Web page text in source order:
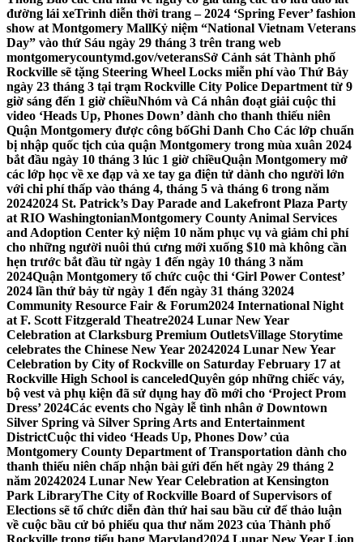
đường lái xeTrình diễn thời trang – 2024 ‘Spring Fever’ fashion
show at Montgomery MallKỷ niệm “National Vietnam Veterans
Day” vào thứ Sáu ngày 29 tháng 3 trên trang web
montgomerycountymd.gov/veteransSở Cảnh sát Thành phố
Rockville sẽ tặng Steering Wheel Locks miễn phí vào Thứ Bảy
ngày 23 tháng 3 tại trạm Rockville City Police Department từ 9
giờ sáng đến 1 giờ chiềuNhóm và Cá nhân đoạt giải cuộc thi
video ‘Heads Up, Phones Down’ dành cho thanh thiếu niên
Quận Montgomery được công bốGhi Danh Cho Các lớp chuẩn
bị nhập quốc tịch của quận Montgomery trong mùa xuân 2024
bắt đầu ngày 10 tháng 3 lúc 1 giờ chiềuQuận Montgomery mở
các lớp học về xe đạp và xe tay ga điện tử dành cho người lớn
với chi phí thấp vào tháng 4, tháng 5 và tháng 6 trong năm
20242024 St. Patrick’s Day Parade and Lakefront Plaza Party
at RIO WashingtonianMontgomery County Animal Services
and Adoption Center kỷ niệm 10 năm phục vụ và giảm chi phí
cho những người nuôi thú cưng mới xuống $10 mà không cần
hẹn trước bắt đầu từ ngày 1 đến ngày 10 tháng 3 năm
2024Quận Montgomery tổ chức cuộc thi ‘Girl Power Contest’
2024 lần thứ bảy từ ngày 1 đến ngày 31 tháng 32024
Community Resource Fair & Forum2024 International Night
at F. Scott Fitzgerald Theatre2024 Lunar New Year
Celebration at Clarksburg Premium OutletsVillage Storytime
celebrates the Chinese New Year 20242024 Lunar New Year
Celebration by City of Rockville on Saturday February 17 at
Rockville High School is canceledQuyên góp những chiếc váy,
bộ vest và phụ kiện đã sử dụng hay đồ mới cho ‘Project Prom
Dress’ 2024Các events cho Ngày lễ tình nhân ở Downtown
Silver Spring và Silver Spring Arts and Entertainment
DistrictCuộc thi video ‘Heads Up, Phones Dow’ của
Montgomery County Department of Transportation dành cho
thanh thiếu niên chấp nhận bài gửi đến hết ngày 29 tháng 2
năm 20242024 Lunar New Year Celebration at Kensington
Park LibraryThe City of Rockville Board of Supervisors of
Elections sẽ tổ chức diễn đàn thứ hai sau bầu cử để thảo luận
về cuộc bầu cử bỏ phiếu qua thư năm 2023 của Thành phố